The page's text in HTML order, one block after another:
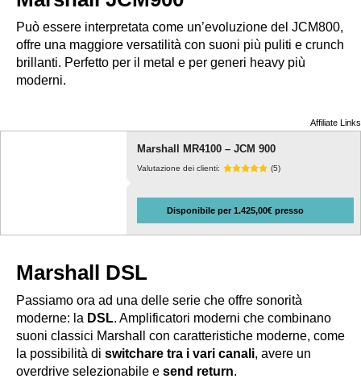
Può essere interpretata come un’evoluzione del JCM800,
offre una maggiore versatilità con suoni più puliti e crunch
brillanti. Perfetto per il metal e per generi heavy più
moderni.
Affiliate Links
Marshall MR4100 – JCM 900
Valutazione dei clienti: (5)
Disponibile per 1.425,00€ presso
Marshall DSL
Passiamo ora ad una delle serie che offre sonorità
moderne: la DSL. Amplificatori moderni che combinano
suoni classici Marshall con caratteristiche moderne, come
la possibilità di switchare tra i vari canali, avere un
overdrive selezionabile e send return.